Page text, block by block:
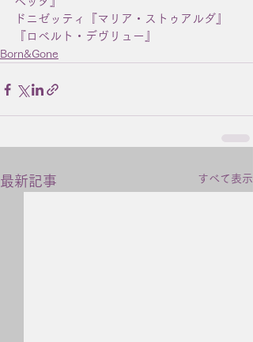
ドニゼッティ『マリア・ストゥアルダ』
『ロベルト・デヴリュー』
Born&Gone
最新記事 すべて表示